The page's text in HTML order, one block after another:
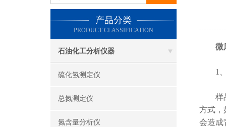
产品分类
PRODUCT CLASSIFICATION
石油化工分析仪器
硫化氢测定仪
总氮测定仪
氮含量分析仪
微
1、
样品
方式，
会造成